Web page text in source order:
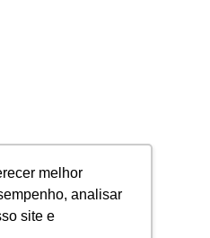
melhor
analisar
site e